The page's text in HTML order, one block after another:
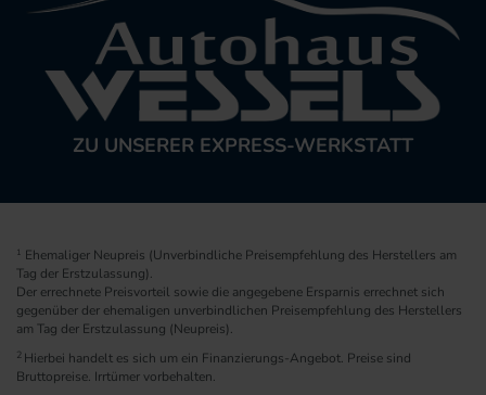
ZU UNSERER EXPRESS-WERKSTATT
1 Ehemaliger Neupreis (Unverbindliche Preisempfehlung des Herstellers am
Tag der Erstzulassung).
Der errechnete Preisvorteil sowie die angegebene Ersparnis errechnet sich
gegenüber der ehemaligen unverbindlichen Preisempfehlung des Herstellers
am Tag der Erstzulassung (Neupreis).
2 Hierbei handelt es sich um ein Finanzierungs-Angebot. Preise sind
Bruttopreise. Irrtümer vorbehalten.